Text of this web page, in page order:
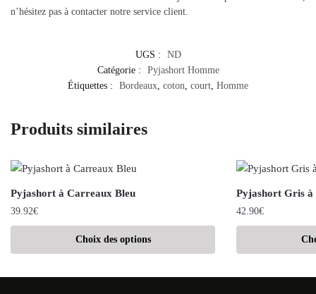
n’hésitez pas à contacter notre service client.
UGS :
ND
Catégorie :
Pyjashort Homme
Étiquettes :
Bordeaux, coton, court, Homme
Produits similaires
Pyjashort à Carreaux Bleu
39.92€
Choix des options
Pyjashort Gris
42.90€